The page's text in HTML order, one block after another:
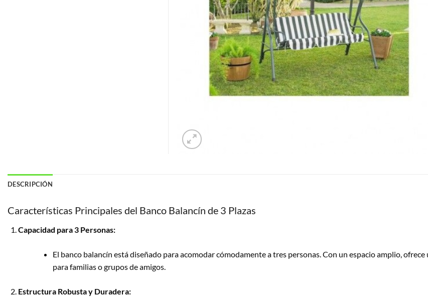
DESCRIPCIÓN
Características Principales del Banco Balancín de 3 Plazas
Capacidad para 3 Personas:
El banco balancín está diseñado para acomodar cómodamente a tres personas. Con un espacio amplio,
para familias o grupos de amigos.
Estructura Robusta y Duradera: